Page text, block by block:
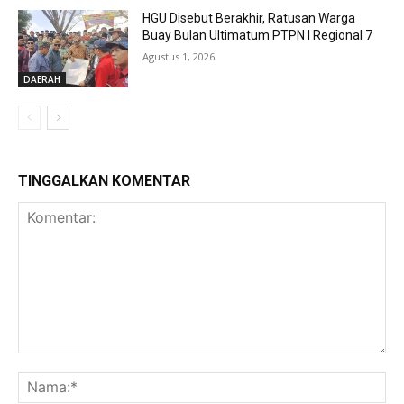
DAERAH
HGU Disebut Berakhir, Ratusan Warga
Buay Bulan Ultimatum PTPN I Regional 7
Agustus 1, 2026
TINGGALKAN KOMENTAR